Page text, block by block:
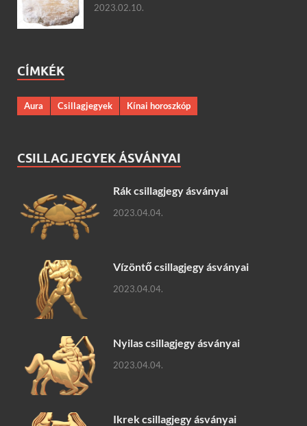
2023.02.10.
CÍMKÉK
Aura Csillagjegyek Kínai horoszkóp
CSILLAGJEGYEK ÁSVÁNYAI
Rák csillagjegy ásványai
2023.04.04.
Vízöntő csillagjegy ásványai
2023.04.04.
Nyilas csillagjegy ásványai
2023.04.04.
Ikrek csillagjegy ásványai